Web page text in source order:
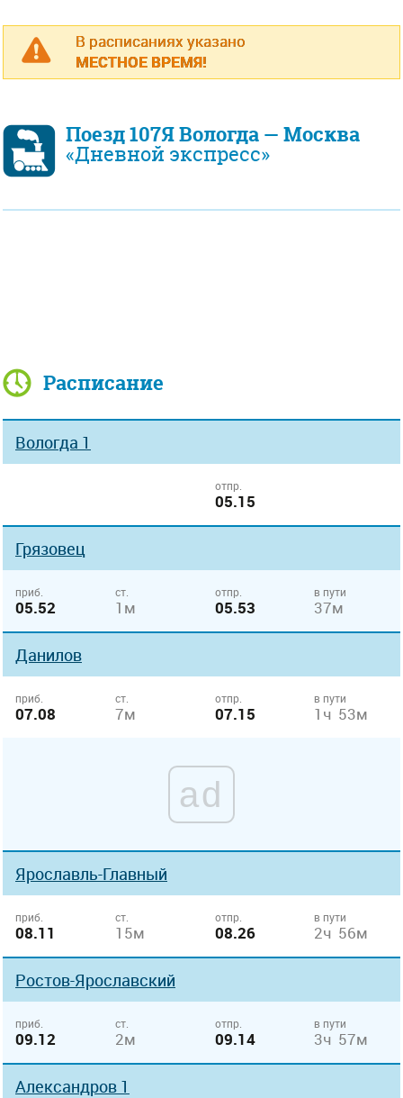
В расписаниях указано
МЕСТНОЕ ВРЕМЯ!
Поезд 107Я Вологда — Москва
«Дневной экспресс»
Расписание
Вологда 1
отпр.
05.15
Грязовец
приб.
05.52
ст.
1м
отпр.
05.53
в пути
37м
Данилов
приб.
07.08
ст.
7м
отпр.
07.15
в пути
1ч 53м
ad
Ярославль-Главный
приб.
08.11
ст.
15м
отпр.
08.26
в пути
2ч 56м
Ростов-Ярославский
приб.
09.12
ст.
2м
отпр.
09.14
в пути
3ч 57м
Александров 1